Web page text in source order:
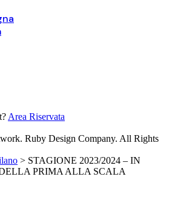
Area Riservata
Ruby Design Company. All Rights
> STAGIONE 2023/2024 – IN
PRIMA ALLA SCALA